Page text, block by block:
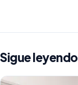
Sigue leyendo